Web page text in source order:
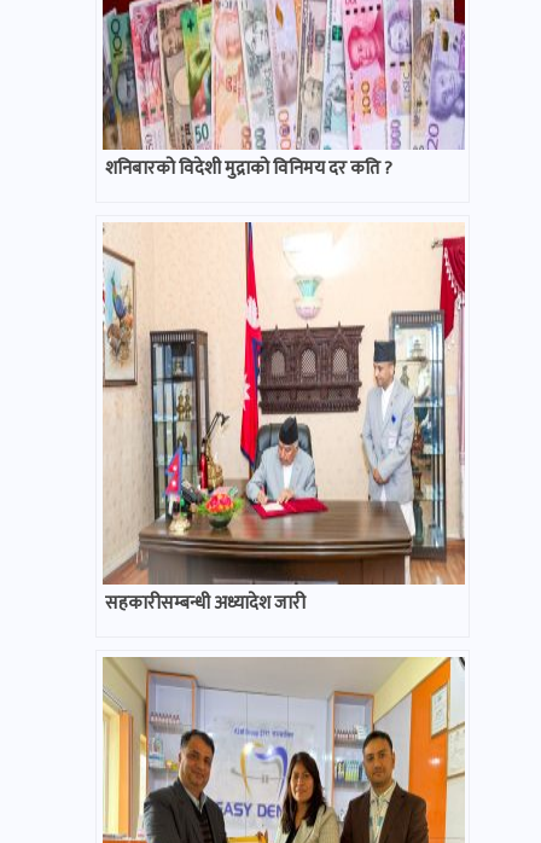
शनिबारको विदेशी मुद्राको विनिमय दर कति ?
सहकारीसम्बन्धी अध्यादेश जारी